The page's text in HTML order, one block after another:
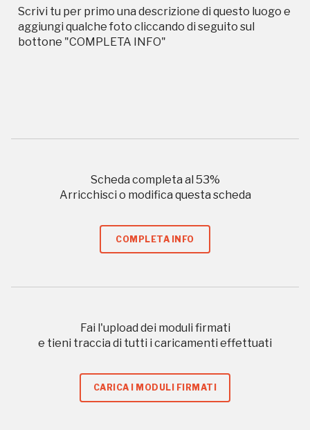
Scrivi tu per primo una descrizione di questo luogo e
aggiungi qualche foto cliccando di seguito sul
bottone "COMPLETA INFO"
Scheda completa al 53%
Arricchisci o modifica questa scheda
COMPLETA INFO
Fai l'upload dei moduli firmati
e tieni traccia di tutti i caricamenti effettuati
CARICA I MODULI FIRMATI
luogo
I Luoghi del Cuore